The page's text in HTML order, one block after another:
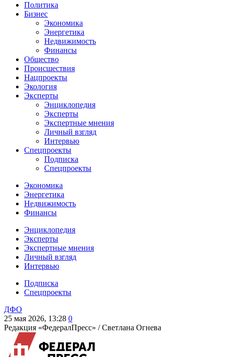
Политика
Бизнес
Экономика
Энергетика
Недвижимость
Финансы
Общество
Происшествия
Нацпроекты
Экология
Эксперты
Энциклопедия
Эксперты
Экспертные мнения
Личный взгляд
Интервью
Спецпроекты
Подписка
Спецпроекты
Экономика
Энергетика
Недвижимость
Финансы
Энциклопедия
Эксперты
Экспертные мнения
Личный взгляд
Интервью
Подписка
Спецпроекты
ДФО
25 мая 2026, 13:28 0
Редакция «ФедералПресс» /Светлана Огнева